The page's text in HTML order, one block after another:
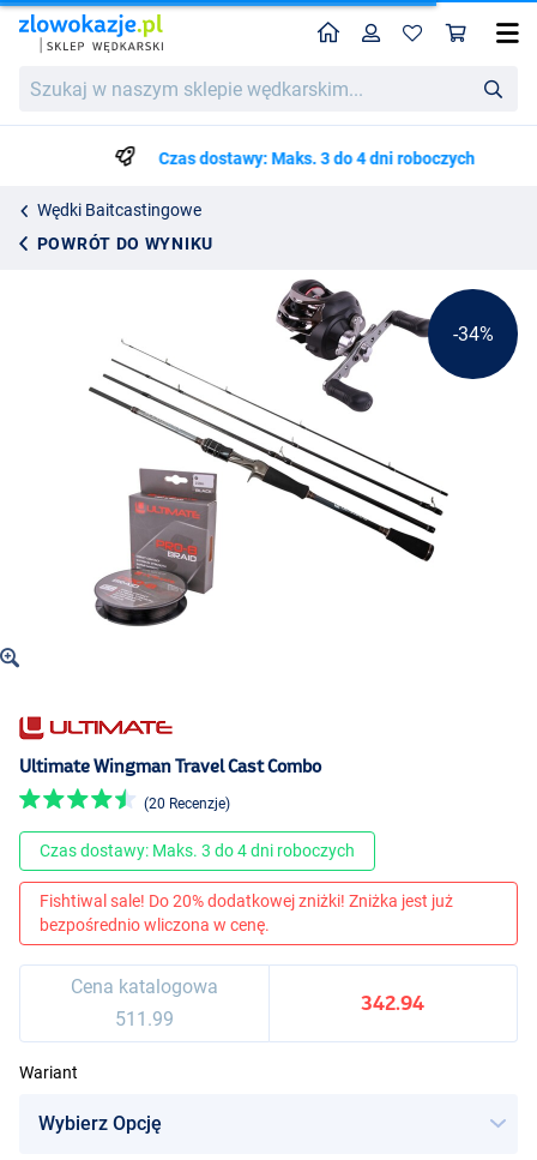
w
wędkarskim...
HomeProfil
Czas dostawy: Maks. 3 do 4 dni roboczych
Wędki Baitcastingowe
POWRÓT DO WYNIKU
Ultimate Wingman Travel Cast Combo
511.99
342.94
-34%
Ultimate Wingman Travel Cast Combo
(20 Recenzje)
Czas dostawy: Maks. 3 do 4 dni roboczych
Fishtiwal sale! Do 20% dodatkowej zniżki! Zniżka jest już
bezpośrednio wliczona w cenę.
Cena katalogowa
511.99
342.94
Wariant